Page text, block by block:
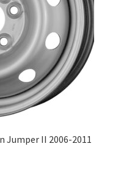
Jumper II 2006-2011